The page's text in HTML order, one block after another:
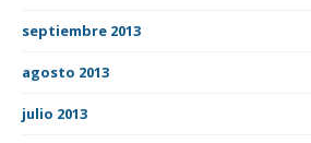
septiembre 2013
agosto 2013
julio 2013